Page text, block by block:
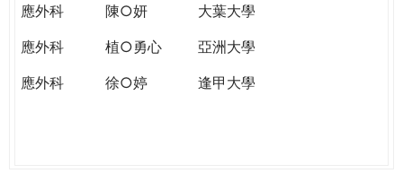
應外科
陳○妍
大葉大學
應外科
植○勇心
亞洲大學
應外科
徐○婷 逢甲大學